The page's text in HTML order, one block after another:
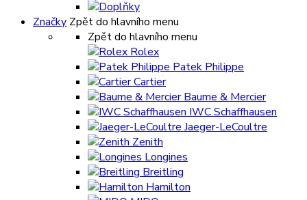
Značky Zpět do hlavního menu
Zpět do hlavního menu
Rolex
Patek Philippe
Cartier
Baume & Mercier
IWC Schaffhausen
Jaeger-LeCoultre
Zenith
Longines
Breitling
Hamilton